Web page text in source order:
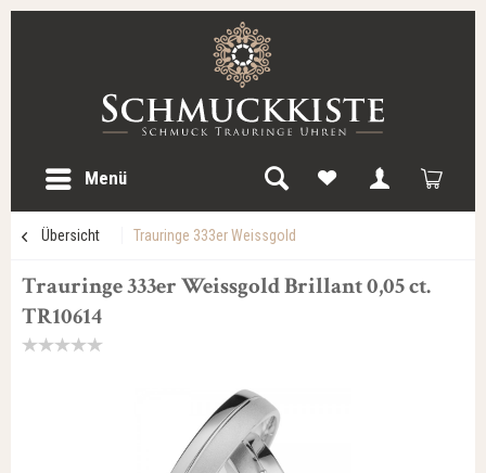
Menü
Übersicht Trauringe 333er Weissgold
Trauringe 333er Weissgold Brillant 0,05 ct.
TR10614